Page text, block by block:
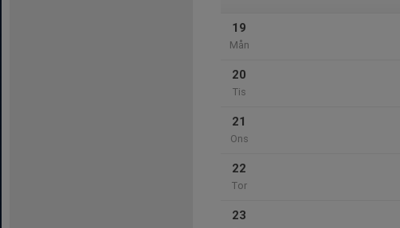
19
Mån
20
Tis
21
Ons
22
Tor
23